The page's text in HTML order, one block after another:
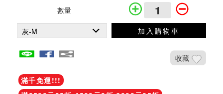
數量
加入購物車
收藏
滿千免運!!!